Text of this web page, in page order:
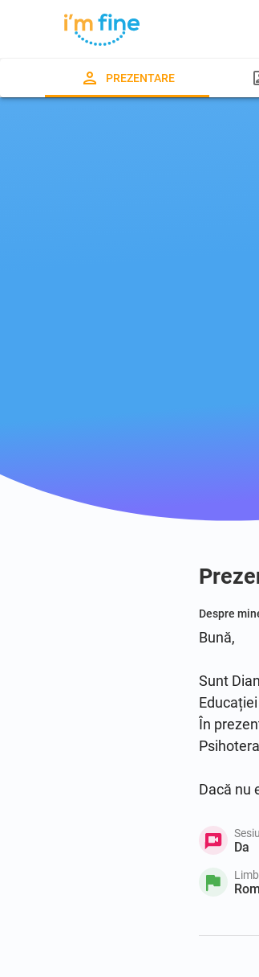
PREZENTARE
Despre
Bună,
Sunt
În
Dacă nu
Da